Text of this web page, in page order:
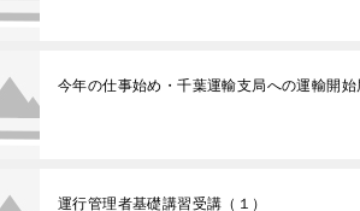
今年の仕事始め・千葉運輸支局への運輸開始
運行管理者基礎講習受講（１）